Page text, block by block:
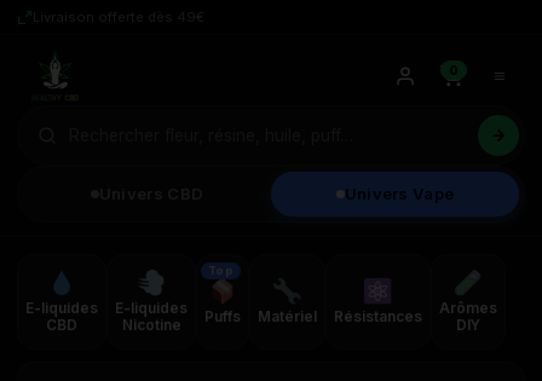
Univers Vape
0
E-liquides
CBD
E-liquides
Nicotine
Top
Puffs Matériel Résistances
Arômes
DIY